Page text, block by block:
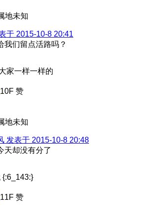
地未知
于 2015-10-8 20:41
我们留点活路吗？
家一样一样的
10F 赞
地未知
发表于 2015-10-8 20:48
天却没有分了
{:6_143:}
11F 赞